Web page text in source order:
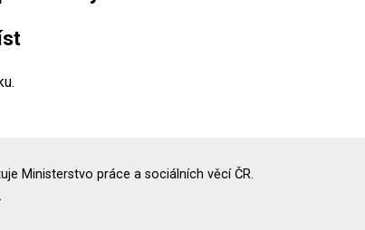
Ministerstvo práce a sociálních věcí ČR.